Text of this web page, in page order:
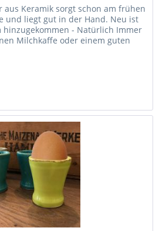
aus Keramik sorgt schon am frühen
und liegt gut in der Hand. Neu ist
hinzugekommen - Natürlich Immer
Milchkaffe oder einem guten